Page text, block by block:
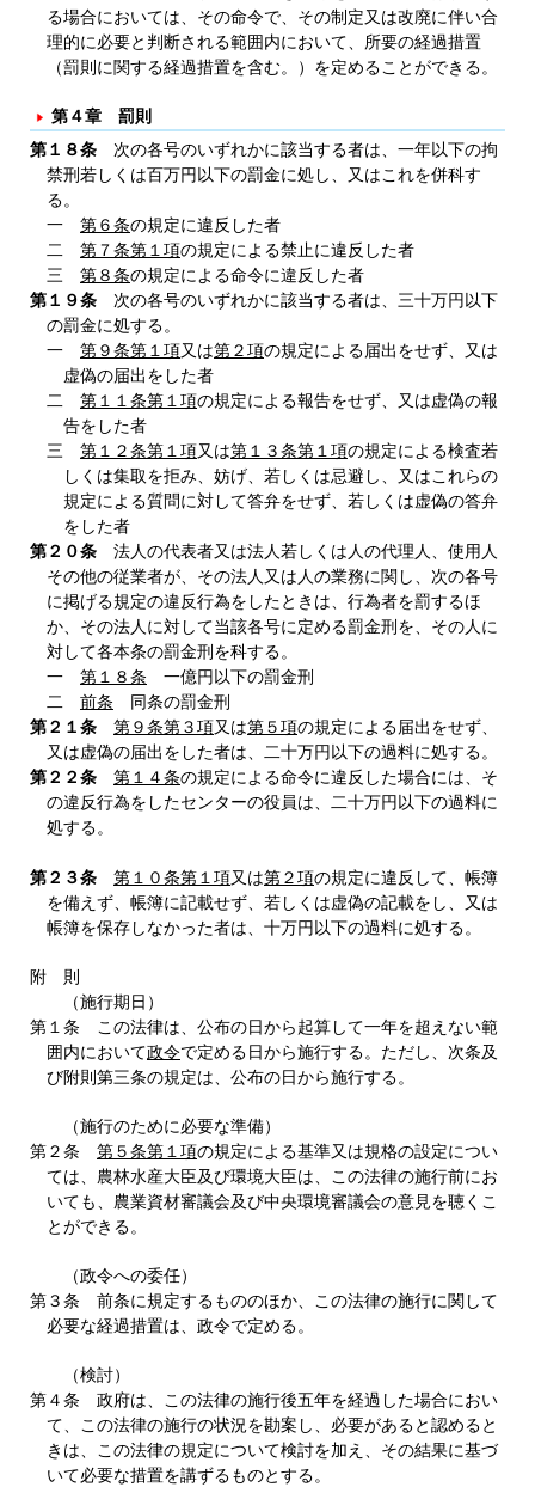
る場合においては、その命令で、その制定又は改廃に伴い合
理的に必要と判断される範囲内において、所要の経過措置
（罰則に関する経過措置を含む。）を定めることができる。
第４章 罰則
第１８条 次の各号のいずれかに該当する者は、一年以下の拘
禁刑若しくは百万円以下の罰金に処し、又はこれを併科す
る。
一 第６条の規定に違反した者
二 第７条第１項の規定による禁止に違反した者
三 第８条の規定による命令に違反した者
第１９条 次の各号のいずれかに該当する者は、三十万円以下
の罰金に処する。
一 第９条第１項又は第２項の規定による届出をせず、又は
虚偽の届出をした者
二 第１１条第１項の規定による報告をせず、又は虚偽の報
告をした者
三 第１２条第１項又は第１３条第１項の規定による検査若
しくは集取を拒み、妨げ、若しくは忌避し、又はこれらの
規定による質問に対して答弁をせず、若しくは虚偽の答弁
をした者
第２０条 法人の代表者又は法人若しくは人の代理人、使用人
その他の従業者が、その法人又は人の業務に関し、次の各号
に掲げる規定の違反行為をしたときは、行為者を罰するほ
か、その法人に対して当該各号に定める罰金刑を、その人に
対して各本条の罰金刑を科する。
一 第１８条 一億円以下の罰金刑
二 前条 同条の罰金刑
第２１条
第９条第３項又は第５項の規定による届出をせず、
又は虚偽の届出をした者は、二十万円以下の過料に処する。
第２２条
第１４条の規定による命令に違反した場合には、そ
の違反行為をしたセンターの役員は、二十万円以下の過料に
処する。
第２３条 第１０条第１項又は第２項の規定に違反して、帳簿
を備えず、帳簿に記載せず、若しくは虚偽の記載をし、又は
帳簿を保存しなかった者は、十万円以下の過料に処する。
附 則
（施行期日）
第１条 この法律は、公布の日から起算して一年を超えない範
囲内において政令で定める日から施行する。ただし、次条及
び附則第三条の規定は、公布の日から施行する。
（施行のために必要な準備）
第２条 第５条第１項の規定による基準又は規格の設定につい
ては、農林水産大臣及び環境大臣は、この法律の施行前にお
いても、農業資材審議会及び中央環境審議会の意見を聴くこ
とができる。
（政令への委任）
第３条 前条に規定するもののほか、この法律の施行に関して
必要な経過措置は、政令で定める。
（検討）
第４条 政府は、この法律の施行後五年を経過した場合におい
て、この法律の施行の状況を勘案し、必要があると認めると
きは、この法律の規定について検討を加え、その結果に基づ
いて必要な措置を講ずるものとする。